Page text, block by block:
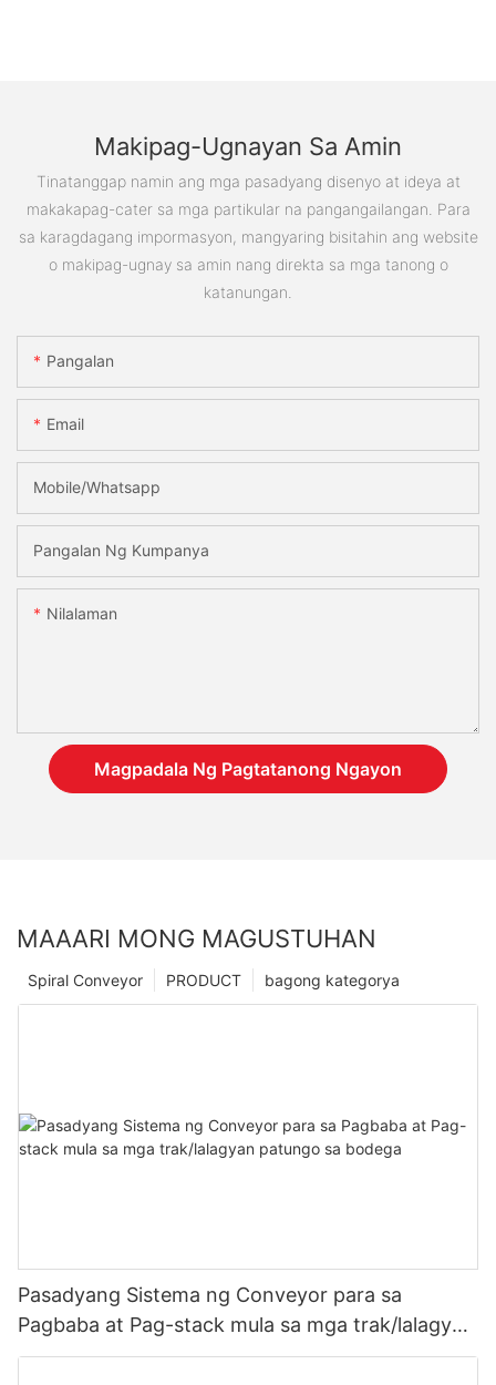
Makipag-Ugnayan Sa Amin
Tinatanggap namin ang mga pasadyang disenyo at ideya at
makakapag-cater sa mga partikular na pangangailangan. Para
sa karagdagang impormasyon, mangyaring bisitahin ang website
o makipag-ugnay sa amin nang direkta sa mga tanong o
katanungan.
Pangalan
Email
Mobile/Whatsapp
Pangalan Ng Kumpanya
Nilalaman
Magpadala Ng Pagtatanong Ngayon
MAAARI MONG MAGUSTUHAN
bagong kategorya
PRODUCT
Spiral Conveyor
Pasadyang Sistema ng Conveyor para sa
Pagbaba at Pag-stack mula sa mga trak/lalagyan
patungo sa bodega